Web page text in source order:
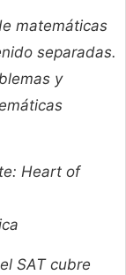
matemáticas
separadas.
y
Heart of
SAT cubre